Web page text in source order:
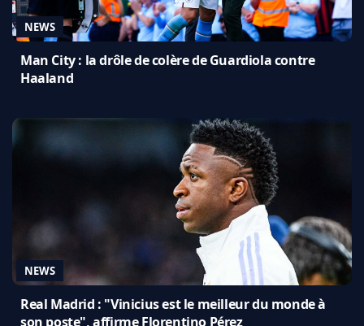
NEWS
Man City : la drôle de colère de Guardiola contre
Haaland
NEWS
Real Madrid : "Vinicius est le meilleur du monde à
son poste", affirme Florentino Pérez